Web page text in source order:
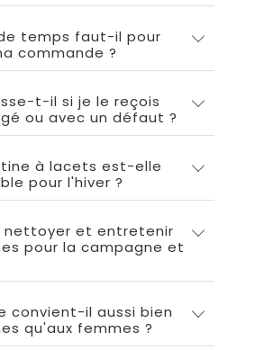
temps faut-il pour
commande ?
t-il si je le reçois
ou avec un défaut ?
à lacets est-elle
pour l'hiver ?
nettoyer et entretenir
pour la campagne et
convient-il aussi bien
qu'aux femmes ?